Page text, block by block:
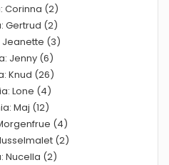
Corinna (2)
Gertrud (2)
Jeanette (3)
Jenny (6)
Knud (26)
Lone (4)
Maj (12)
(4)
(2)
Nucella (2)